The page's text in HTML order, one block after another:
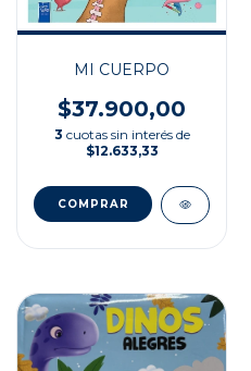
MI CUERPO
$37.900,00
3 cuotas sin interés de
$12.633,33